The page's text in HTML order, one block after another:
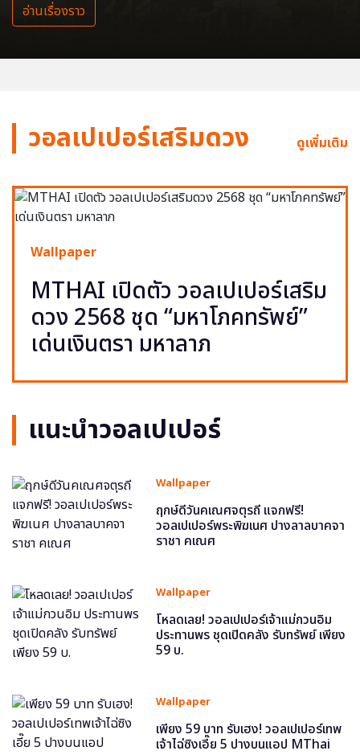
อ่านเรื่องราว
วอลเปเปอร์เสริมดวง ดูเพิ่มเติม
Wallpaper
MTHAI เปิดตัว วอลเปเปอร์เสริม
ดวง 2568 ชุด “มหาโภคทรัพย์”
เด่นเงินตรา มหาลาภ
แนะนำวอลเปเปอร์
Wallpaper
ฤกษ์ดีวันคเณศจตุรถี แจกฟรี!
วอลเปเปอร์พระพิฆเนศ ปางลาลบาคจา
ราชา คเณศ
Wallpaper
โหลดเลย! วอลเปเปอร์เจ้าแม่กวนอิม
ประทานพร ชุดเปิดคลัง รับทรัพย์ เพียง
59 บ.
Wallpaper
เพียง 59 บาท รับเฮง! วอลเปเปอร์เทพ
เจ้าไฉ่ซิงเอี๊ย 5 ปางบนแอป MThai